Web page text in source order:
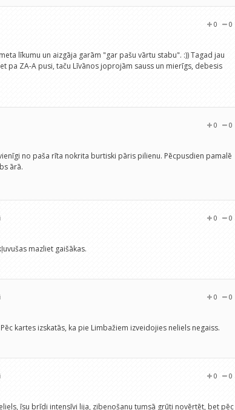
0
0
līkumu un aizgāja garām "gar pašu vārtu stabu". :)) Tagad jau
pa ZA-A pusi, taču Līvānos joprojām sauss un mierīgs, debesis
0
0
no paša rīta nokrita burtiski pāris pilienu. Pēcpusdien pamalē
ārā.
0
0
mazliet gaišākas.
0
0
kartes izskatās, ka pie Limbažiem izveidojies neliels negaiss.
0
0
īsu brīdi intensīvi lija, zibeņošanu tumsā grūti novērtēt, bet pēc